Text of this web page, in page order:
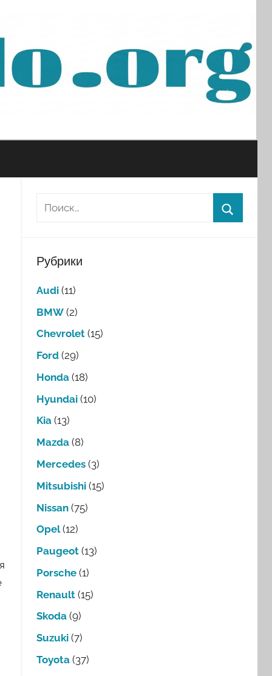
Рубрики
Audi(11)
BMW(2)
Chevrolet(15)
Ford(29)
Honda(18)
Hyundai(10)
Kia(13)
Mazda(8)
Mercedes(3)
Mitsubishi(15)
Nissan(75)
Opel(12)
Paugeot(13)
Porsche(1)
Renault(15)
Skoda(9)
Suzuki(7)
Toyota(37)